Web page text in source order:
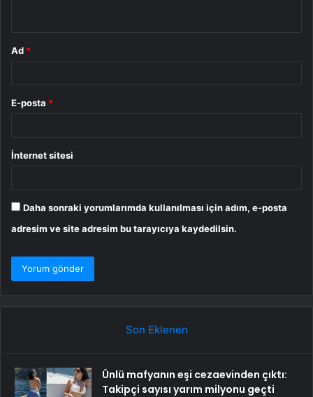
Ad *
E-posta *
İnternet sitesi
Daha sonraki yorumlarımda kullanılması için adım, e-posta
adresim ve site adresim bu tarayıcıya kaydedilsin.
Son Eklenen
Ünlü mafyanın eşi cezaevinden çıktı:
Takipçi sayısı yarım milyonu geçti